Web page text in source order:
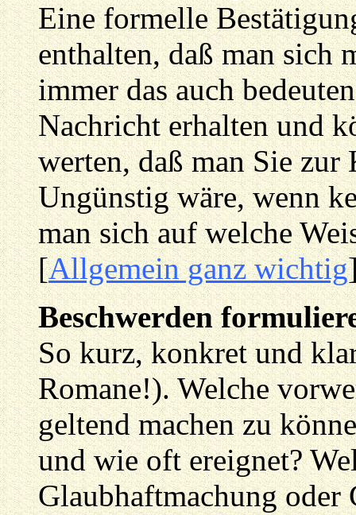
Eine formelle
enthalten, daß man sich
immer das auch
Nachricht erhalten und
werten, daß man Sie
Ungünstig wäre, wenn
man sich auf welche
[Allgemein ganz wichtig
Beschwerden
So kurz, konkret und
Romane!). Welche
geltend machen zu
und wie oft ereignet?
Glaubhaftmachung